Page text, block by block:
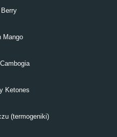
Mango
Ketones
(termogeniki)